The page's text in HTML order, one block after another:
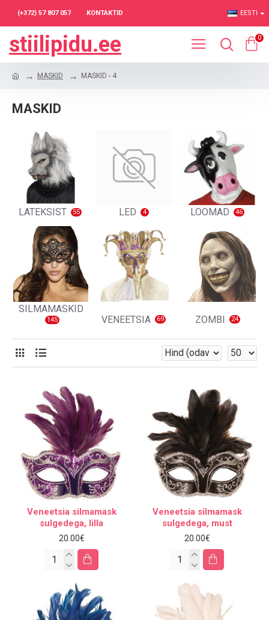
(+372) 57 807 057 KONTAKTID EESTI
stiilipidu.ee 0
MASKID MASKID - 4
MASKID
LATEKSIST 55 LED 4 LOOMAD 46
SILMAMASKID
145 VENEETSIA 69 ZOMBI 24
Veneetsia silmamask
sulgedega, lilla
20.00€
Veneetsia silmamask
sulgedega, must
20.00€